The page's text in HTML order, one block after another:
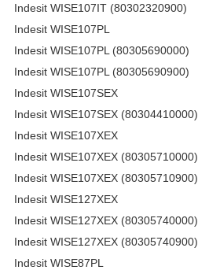
Indesit WISE107IT (80302320900)
Indesit WISE107PL
Indesit WISE107PL (80305690000)
Indesit WISE107PL (80305690900)
Indesit WISE107SEX
Indesit WISE107SEX (80304410000)
Indesit WISE107XEX
Indesit WISE107XEX (80305710000)
Indesit WISE107XEX (80305710900)
Indesit WISE127XEX
Indesit WISE127XEX (80305740000)
Indesit WISE127XEX (80305740900)
Indesit WISE87PL